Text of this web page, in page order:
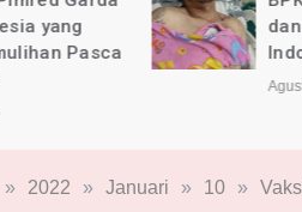
dan Pimred Garda News
Indonesia Alami Luka
» 2022 » Januari » 10 »